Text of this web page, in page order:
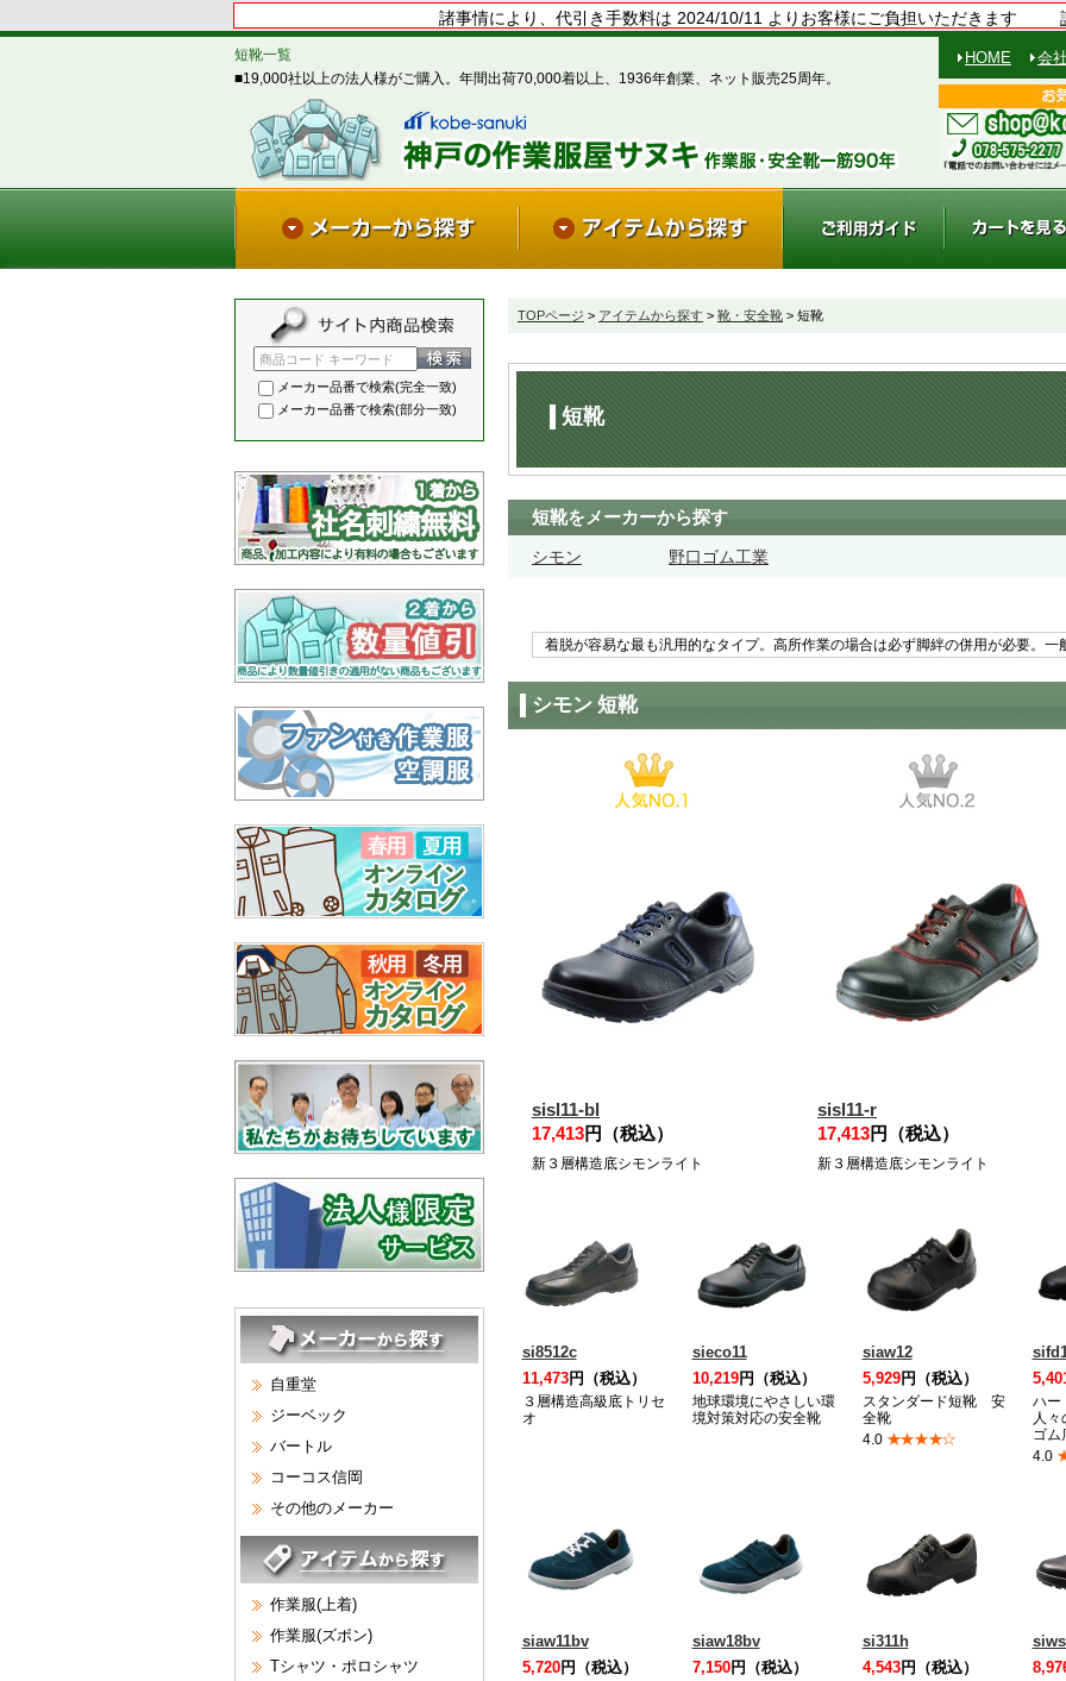
諸事情により、代引き手数料は 2024/10/11 よりお客様にご負担いただきます
短靴一覧
■19,000社以上の法人様がご購入。年間出荷70,000着以上、1936年創業、ネット販売25周年。
HOME 会
TOPページ > アイテムから探す > 靴・安全靴 > 短靴
短靴
短靴をメーカーから探す
シモン 野口ゴム工業
着脱が容易な最も汎用的なタイプ。高所作業の場合は必ず脚絆の併用が必要。一
シモン 短靴
sisl11-bl
17,413円（税込）
新３層構造底シモンライト
sisl11-r
17,413円（税込）
新３層構造底シモンライト
si8512c
11,473円（税込）
３層構造高級底トリセ
オ
sieco11
10,219円（税込）
地球環境にやさしい環
境対策対応の安全靴
siaw12
5,929円（税込）
スタンダード短靴 安
全靴
4.0 ★★★★☆
ハー
人々
ゴム
4.0
siaw11bv
5,720円（税込）
siaw18bv
7,150円（税込）
si311h
4,543円（税込）
商品コード キーワード
メーカー品番で検索(完全一致)
メーカー品番で検索(部分一致)
自重堂
ジーベック
バートル
コーコス信岡
その他のメーカー
作業服(上着)
作業服(ズボン)
Tシャツ・ポロシャツ